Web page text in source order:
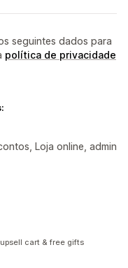
seguintes dados para
política de privacidade
Loja online, admin
cart & free gifts